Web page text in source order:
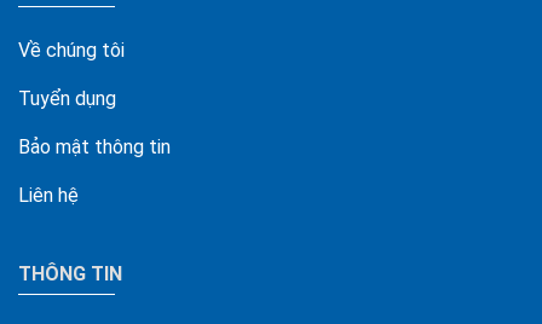
Về chúng tôi
Tuyển dụng
Bảo mật thông tin
Liên hệ
THÔNG TIN